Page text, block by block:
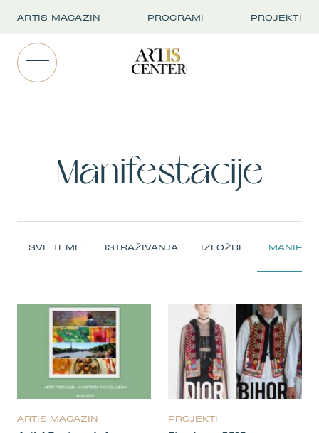
ARTIS MAGAZIN PROGRAMI PROJEKTI
Manifestacije
SVE TEME ISTRAŽIVANJA IZLOŽBE
ARTIS MAGAZIN PROJEKTI